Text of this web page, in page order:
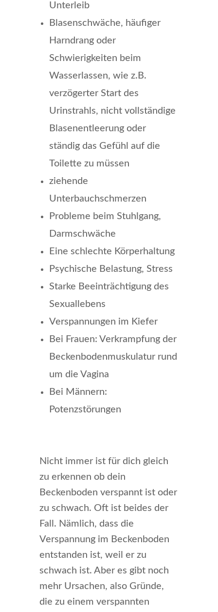
Unterleib
Blasenschwäche, häufiger
Harndrang oder
Schwierigkeiten beim
Wasserlassen, wie z.B.
verzögerter Start des
Urinstrahls, nicht vollständige
Blasenentleerung oder
ständig das Gefühl auf die
Toilette zu müssen
ziehende
Unterbauchschmerzen
Probleme beim Stuhlgang,
Darmschwäche
Eine schlechte Körperhaltung
Psychische Belastung, Stress
Starke Beeinträchtigung des
Sexuallebens
Verspannungen im Kiefer
Bei Frauen: Verkrampfung der
Beckenbodenmuskulatur rund
um die Vagina
Bei Männern:
Potenzstörungen
Nicht immer ist für dich gleich
zu erkennen ob dein
Beckenboden verspannt ist oder
zu schwach. Oft ist beides der
Fall. Nämlich, dass die
Verspannung im Beckenboden
entstanden ist, weil er zu
schwach ist. Aber es gibt noch
mehr Ursachen, also Gründe,
die zu einem verspannten